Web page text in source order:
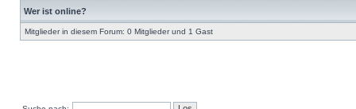
Wer ist online?
Mitglieder in diesem Forum: 0 Mitglieder und 1 Gast